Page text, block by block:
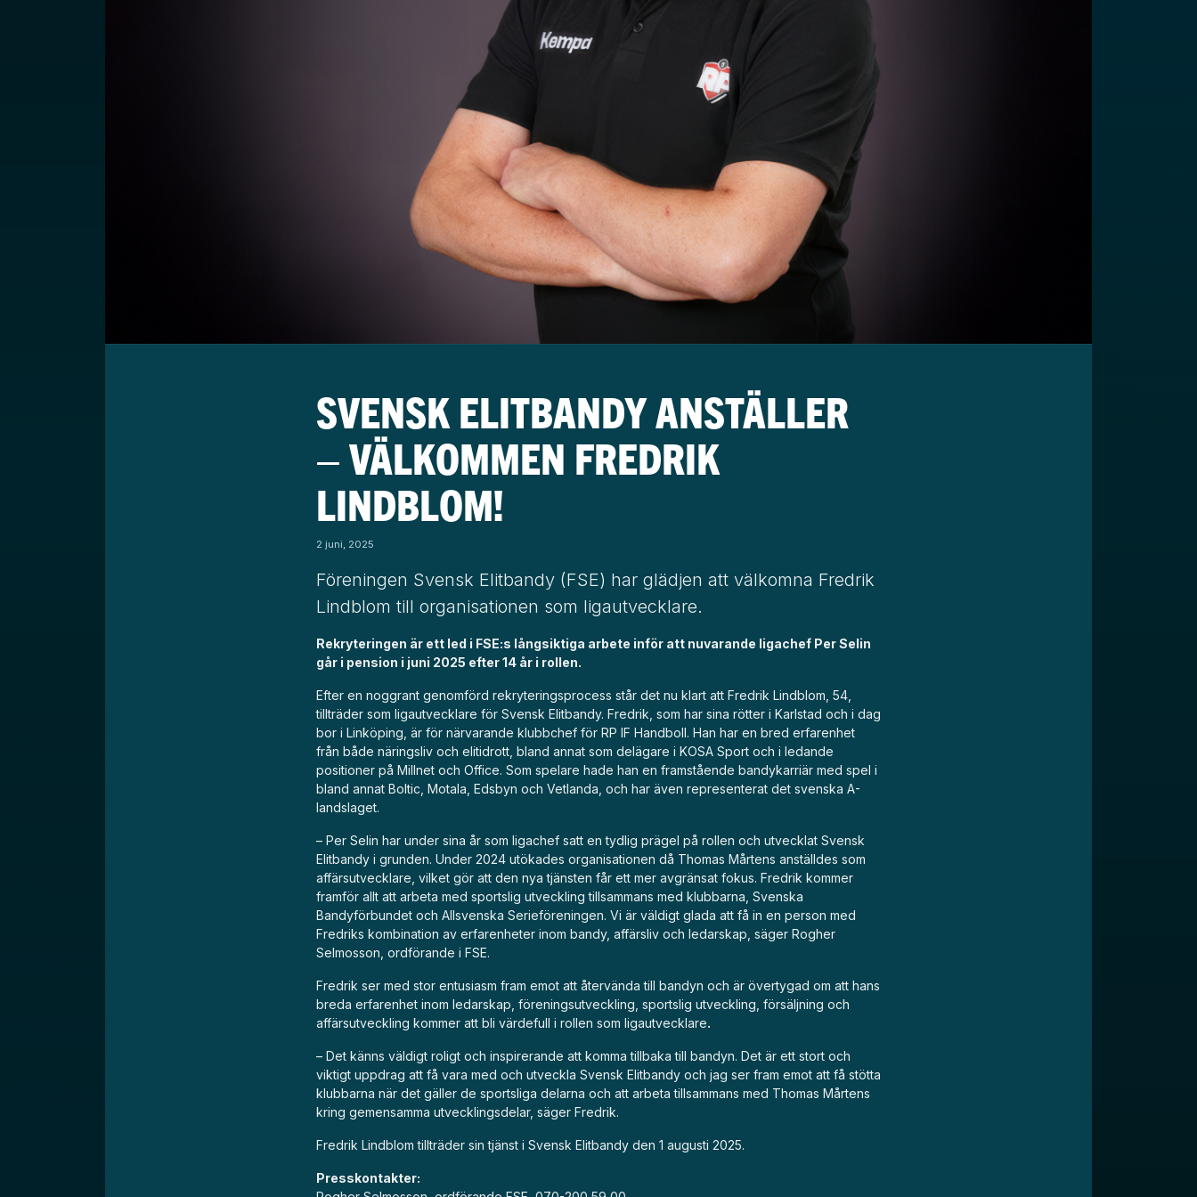
SVENSK ELITBANDY ANSTÄLLER
– VÄLKOMMEN FREDRIK
LINDBLOM!
2 juni, 2025
Föreningen Svensk Elitbandy (FSE) har glädjen att välkomna Fredrik
Lindblom till organisationen som ligautvecklare.
Rekryteringen är ett led i FSE:s långsiktiga arbete inför att nuvarande ligachef Per Selin
går i pension i juni 2025 efter 14 år i rollen.
Efter en noggrant genomförd rekryteringsprocess står det nu klart att Fredrik Lindblom, 54,
tillträder som ligautvecklare för Svensk Elitbandy. Fredrik, som har sina rötter i Karlstad och i dag
bor i Linköping, är för närvarande klubbchef för RP IF Handboll. Han har en bred erfarenhet
från både näringsliv och elitidrott, bland annat som delägare i KOSA Sport och i ledande
positioner på Millnet och Office. Som spelare hade han en framstående bandykarriär med spel i
bland annat Boltic, Motala, Edsbyn och Vetlanda, och har även representerat det svenska A-
landslaget.
– Per Selin har under sina år som ligachef satt en tydlig prägel på rollen och utvecklat Svensk
Elitbandy i grunden. Under 2024 utökades organisationen då Thomas Mårtens anställdes som
affärsutvecklare, vilket gör att den nya tjänsten får ett mer avgränsat fokus. Fredrik kommer
framför allt att arbeta med sportslig utveckling tillsammans med klubbarna, Svenska
Bandyförbundet och Allsvenska Serieföreningen. Vi är väldigt glada att få in en person med
Fredriks kombination av erfarenheter inom bandy, affärsliv och ledarskap, säger Rogher
Selmosson, ordförande i FSE.
Fredrik ser med stor entusiasm fram emot att återvända till bandyn och är övertygad om att hans
breda erfarenhet inom ledarskap, föreningsutveckling, sportslig utveckling, försäljning och
affärsutveckling kommer att bli värdefull i rollen som ligautvecklare.
– Det känns väldigt roligt och inspirerande att komma tillbaka till bandyn. Det är ett stort och
viktigt uppdrag att få vara med och utveckla Svensk Elitbandy och jag ser fram emot att få stötta
klubbarna när det gäller de sportsliga delarna och att arbeta tillsammans med Thomas Mårtens
kring gemensamma utvecklingsdelar, säger Fredrik.
Fredrik Lindblom tillträder sin tjänst i Svensk Elitbandy den 1 augusti 2025.
Presskontakter: